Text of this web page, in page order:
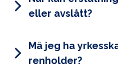
Skade og sykdom
folketrygdloven er
Belastningslidelser/
eller avslått?
Dersom
Må jeg ha
renholder?